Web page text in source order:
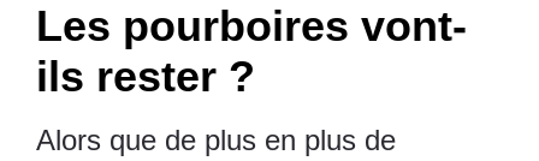
Les pourboires vont-
ils rester ?
Alors que de plus en plus de